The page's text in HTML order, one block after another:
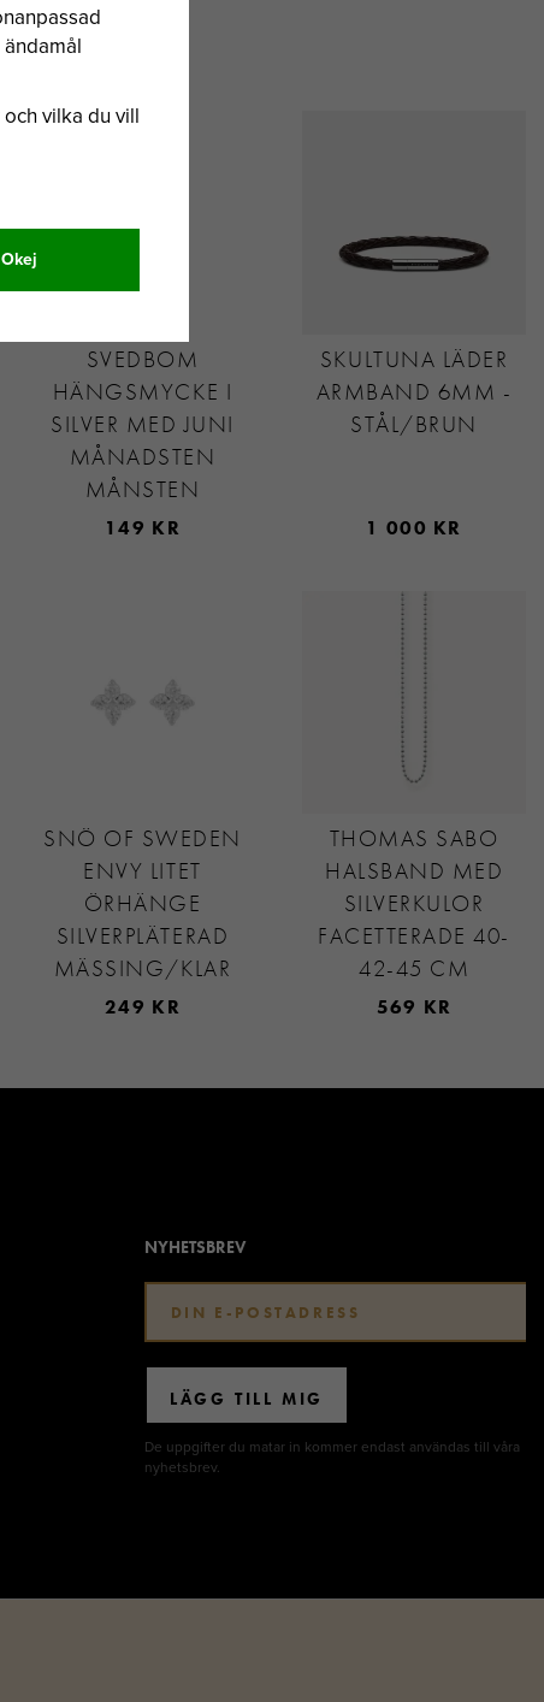
SVEDBOM
HÄNGSMYCKE I
SILVER MED JUNI
MÅNADSTEN
MÅNSTEN
149 KR
SKULTUNA LÄDER
ARMBAND 6MM -
STÅL/BRUN
1 000 KR
SNÖ OF SWEDEN
ENVY LITET
ÖRHÄNGE
SILVERPLÄTERAD
MÄSSING/KLAR
249 KR
THOMAS SABO
HALSBAND MED
SILVERKULOR
FACETTERADE 40-
42-45 CM
569 KR
NYHETSBREV
LÄGG TILL MIG
De uppgifter du matar in kommer endast användas till våra
nyhetsbrev.
vilka du vill
Okej